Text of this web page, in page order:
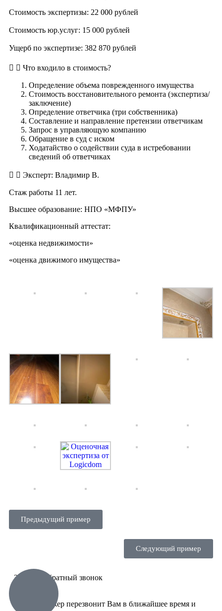
Стоимость экспертизы: 22 000 рублей
Стоимость юр.услуг: 15 000 рублей
Ущерб по экспертизе: 382 870 рублей
Что входило в стоимость?
Определение объема поврежденного имущества
Стоимость восстановительного ремонта (экспертиза/
заключение)
Определение ответчика (три собственника)
Составление и направление претензии ответчикам
Запрос в управляющую компанию
Обращение в суд с иском
Ходатайство о содействии суда в истребовании
сведений об ответчиках
Эксперт: Владимир В.
Стаж работы 11 лет.
Высшее образование: НПО «МФПУ»
Квалификационный аттестат:
«оценка недвижимости»
«оценка движимого имущества»
Предыдущий пример
Следующий пример
Заказать обратный звонок
Наш менеджер перезвонит Вам в ближайшее время и